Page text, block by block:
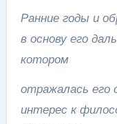
Ранние годы и
в основу его
котором
отражалась его сильная душевная глубина и
интерес к